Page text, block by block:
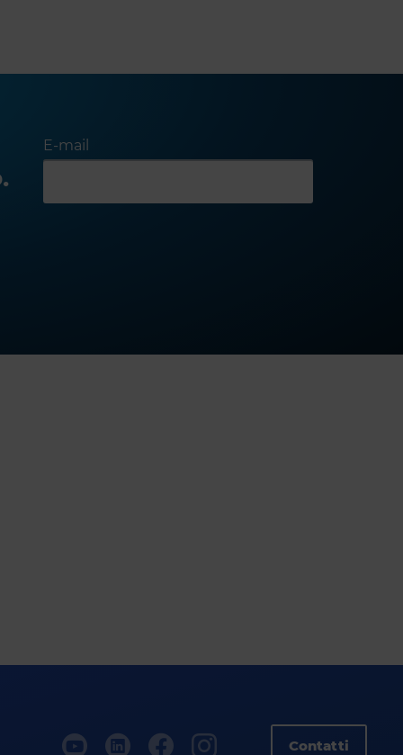
E-mail
Contatti